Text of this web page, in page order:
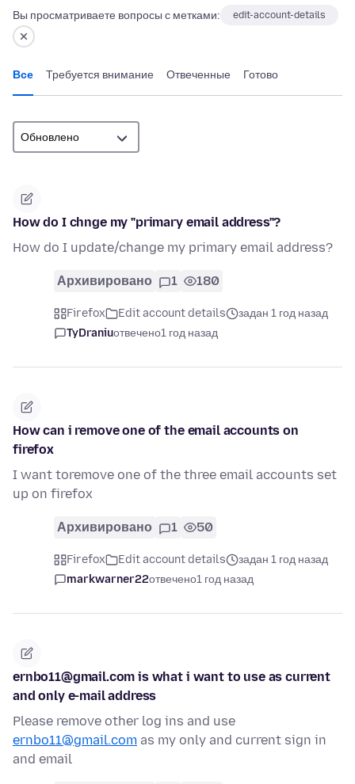
Вы просматриваете вопросы с метками: edit-account-details
Все Требуется внимание Отвеченные Готово
How do I chnge my "primary email address"?
How do I update/change my primary email address?
Архивировано 1 180
Firefox Edit account details
задан 1 год назад
TyDraniuотвечено1 год назад
How can i remove one of the email accounts on
firefox
I want toremove one of the three email accounts set
up on firefox
Архивировано 1 50
Firefox Edit account details
задан 1 год назад
markwarner22отвечено1 год назад
ernbo11@gmail.com is what i want to use as current
and only e-mail address
Please remove other log ins and use
ernbo11@gmail.com as my only and current sign in
and email